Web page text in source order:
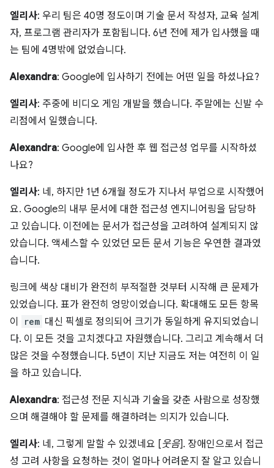
엘리사: 우리 팀은 40명 정도이며 기술 문서 작성자, 교육 설계
자, 프로그램 관리자가 포함됩니다. 6년 전에 제가 입사했을 때
는 팀에 4명밖에 없었습니다.
Alexandra: Google에 입사하기 전에는 어떤 일을 하셨나요?
엘리사: 주중에 비디오 게임 개발을 했습니다. 주말에는 신발 수
리점에서 일했습니다.
Alexandra: Google에 입사한 후 웹 접근성 업무를 시작하셨
나요?
엘리사: 네, 하지만 1년 6개월 정도가 지나서 부업으로 시작했어
요. Google의 내부 문서에 대한 접근성 엔지니어링을 담당하
고 있습니다. 이전에는 문서가 접근성을 고려하여 설계되지 않
았습니다. 액세스할 수 있었던 모든 문서 기능은 우연한 결과였
습니다.
링크에 색상 대비가 완전히 부적절한 것부터 시작해 큰 문제가
있었습니다. 표가 완전히 엉망이었습니다. 확대해도 모든 항목
이
rem 대신 픽셀로 정의되어 크기가 동일하게 유지되었습니
다. 이 모든 것을 고치겠다고 자원했습니다. 그리고 계속해서 더
많은 것을 수정했습니다. 5년이 지난 지금도 저는 여전히 이 일
을 하고 있습니다.
Alexandra: 접근성 전문 지식과 기술을 갖춘 사람으로 성장했
으며 해결해야 할 문제를 해결하려는 의지가 있습니다.
엘리사: 네, 그렇게 말할 수 있겠네요 [웃음]. 장애인으로서 접근
성 고려 사항을 요청하는 것이 얼마나 어려운지 잘 알고 있습니